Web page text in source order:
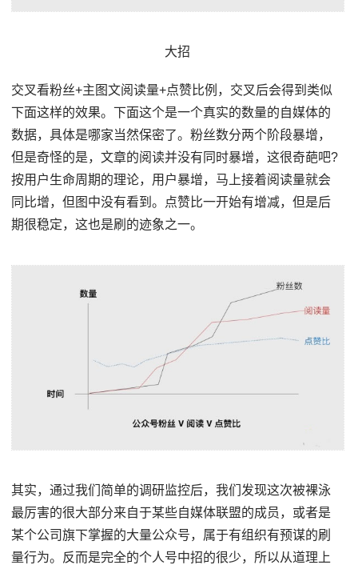
大招
交叉看粉丝+主图文阅读量+点赞比例，交叉后会得到类似
下面这样的效果。下面这个是一个真实的数量的自媒体的
数据，具体是哪家当然保密了。粉丝数分两个阶段暴增，
但是奇怪的是，文章的阅读并没有同时暴增，这很奇葩吧?
按用户生命周期的理论，用户暴增，马上接着阅读量就会
同比增，但图中没有看到。点赞比一开始有增减，但是后
期很稳定，这也是刷的迹象之一。
其实，通过我们简单的调研监控后，我们发现这次被裸泳
最厉害的很大部分来自于某些自媒体联盟的成员，或者是
某个公司旗下掌握的大量公众号，属于有组织有预谋的刷
量行为。反而是完全的个人号中招的很少，所以从道理上